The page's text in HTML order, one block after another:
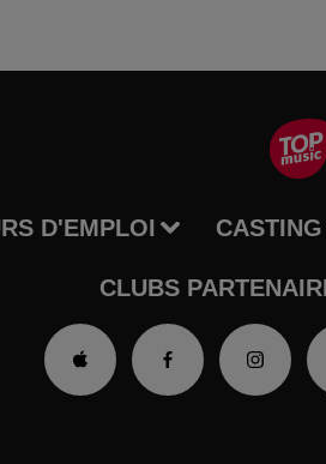
D'EMPLOI CASTING
CLUBS